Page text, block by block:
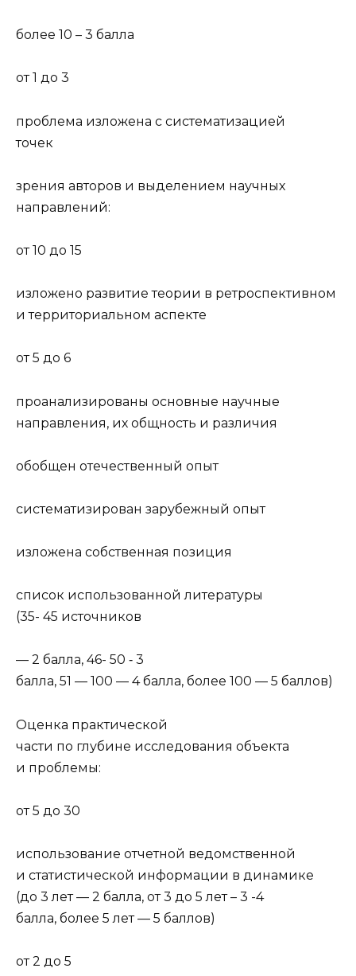
более 10 – 3 балла
от 1 до 3
проблема изложена с систематизацией
точек
зрения авторов и выделением научных
направлений:
от 10 до 15
изложено развитие теории в ретроспективном
и территориальном аспекте
от 5 до 6
проанализированы основные научные
направления, их общность и различия
обобщен отечественный опыт
систематизирован зарубежный опыт
изложена собственная позиция
список использованной литературы
(35- 45 источников
— 2 балла, 46- 50 ­­­­­­‑ 3
балла, 51 — 100 — 4 балла, более 100 — 5 баллов)
Оценка практической
части по глубине исследования объекта
и проблемы:
от 5 до 30
использование отчетной ведомственной
и статистической информации в динамике
(до 3 лет — 2 балла, от 3 до 5 лет – 3 -4
балла, более 5 лет — 5 баллов)
от 2 до 5